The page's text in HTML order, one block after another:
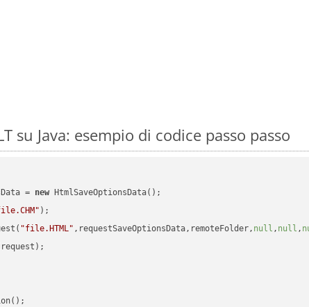
su Java: esempio di codice passo passo
= new HtmlSaveOptionsData();
);
"file.HTML" ,requestSaveOptionsData,remoteFolder, null , null ,